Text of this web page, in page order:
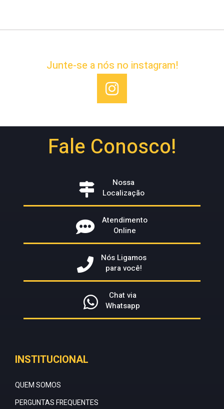
Junte-se a nós no instagram!
Fale Conosco!
Nossa
Localização
Atendimento
Online
Nós Ligamos
para você!
Chat via
Whatsapp
INSTITUCIONAL
QUEM SOMOS
PERGUNTAS FREQUENTES